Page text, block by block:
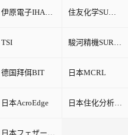
伊原電子IHARA 住友化学SUMITOMO
TSI 駿河精機SURUGA SEIKI
德国拜佴BIT 日本MCRL
日本AcroEdge 日本住化分析SCAS
日本フェザーFeather